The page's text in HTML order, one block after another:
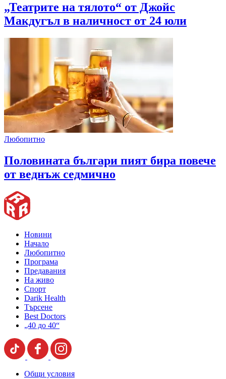
„Театрите на тялото“ от Джойс
Макдугъл в наличност от 24 юли
Любопитно
Половината българи пият бира повече
от веднъж седмично
Новини
Начало
Любопитно
Програма
Предавания
На живо
Спорт
Darik Health
Търсене
Best Doctors
„40 до 40“
Общи условия